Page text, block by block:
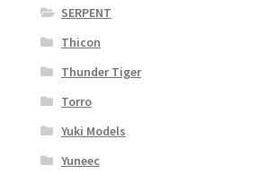
SERPENT
Thicon
Thunder Tiger
Torro
Yuki Models
Yuneec